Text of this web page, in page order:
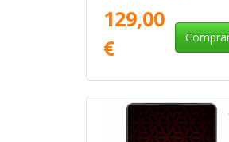
con Disipador de Calor/
Capacity
129,00
€